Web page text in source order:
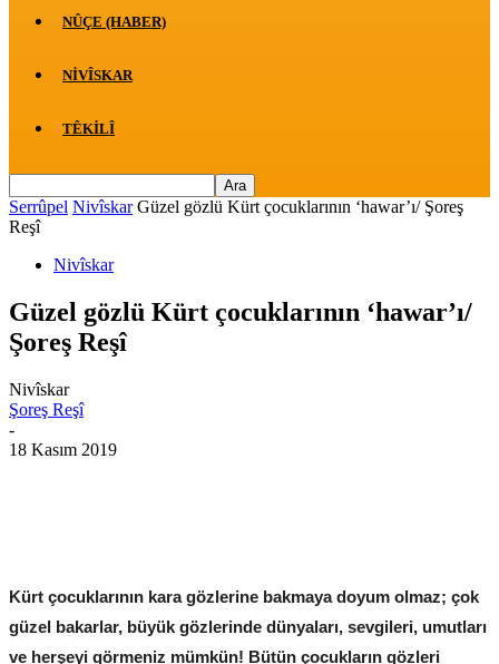
NÛÇE (HABER)
NIVÎSKAR
TÊKILÎ
Serrûpel Nivîskar Güzel gözlü Kürt çocuklarının ‘hawar’ı/ Şoreş
Reşî
Nivîskar
Güzel gözlü Kürt çocuklarının ‘hawar’ı/
Şoreş Reşî
Nivîskar
Şoreş Reşî
-
18 Kasım 2019
Kürt çocuklarının kara gözlerine bakmaya doyum olmaz; çok
güzel bakarlar, büyük gözlerinde dünyaları, sevgileri, umutları
ve herşeyi görmeniz mümkün! Bütün çocukların gözleri